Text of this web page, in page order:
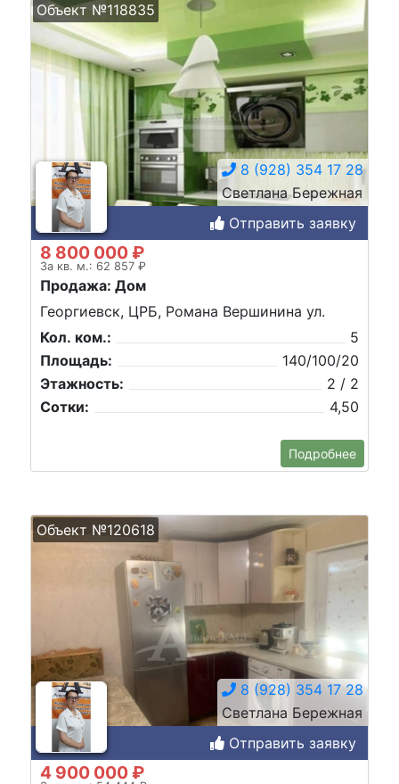
Объект №118835
8 (928) 354 17 28
Светлана Бережная
Отправить заявку
8 800 000 ₽
За кв. м.: 62 857 ₽
Продажа: Дом
Георгиевск, ЦРБ, Романа Вершинина ул.
Кол. ком.:
5
Площадь:
140/100/20
Этажность:
2 / 2
Сотки:
4,50
Подробнее
Объект №120618
8 (928) 354 17 28
Светлана Бережная
Отправить заявку
4 900 000 ₽